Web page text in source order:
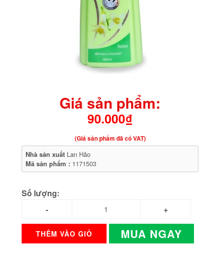
Giá sản phẩm:
90.000₫
(Giá sản phẩm đã có VAT)
Nhà sản xuất Lan Hảo
Mã sản phẩm : 1171503
Số lượng:
THÊM VÀO GIỎ MUA NGAY